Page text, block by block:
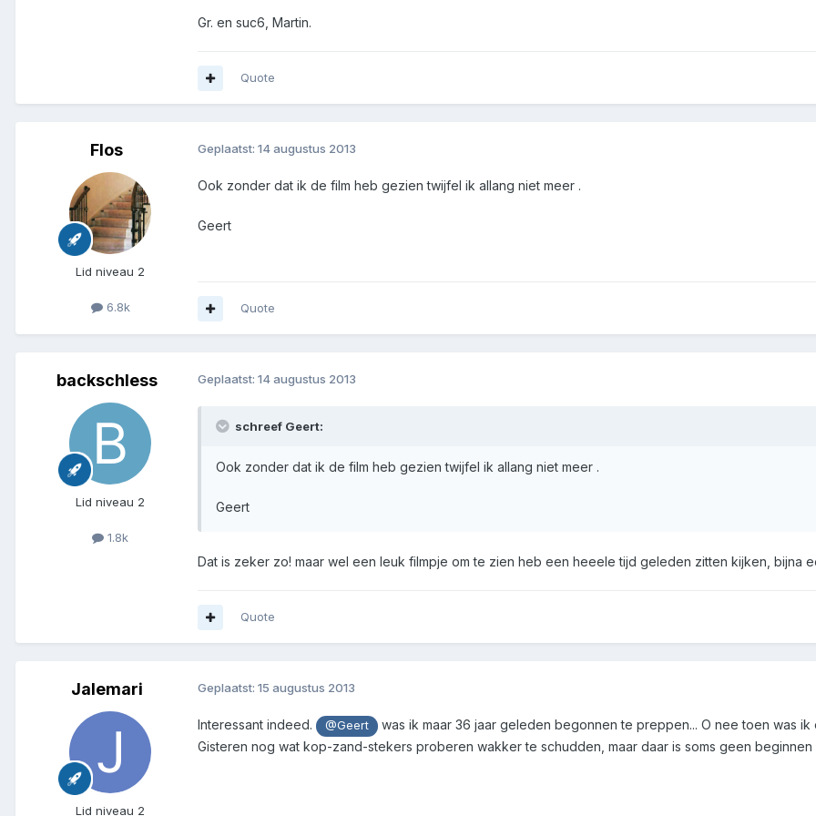
Gr. en suc6, Martin.
Quote
Flos
Lid niveau 2
6.8k
Geplaatst: 14 augustus 2013
Ook zonder dat ik de film heb gezien twijfel ik allang niet meer .
Geert
Quote
backschless
Lid niveau 2
1.8k
Geplaatst: 14 augustus 2013
schreef Geert:
Ook zonder dat ik de film heb gezien twijfel ik allang niet meer .
Geert
Dat is zeker zo! maar wel een leuk filmpje om te zien heb een heeele tijd geleden zitten kijken, bijna
Quote
Jalemari
Lid niveau 2
Geplaatst: 15 augustus 2013
Interessant indeed. @Geert
was ik maar 36 jaar geleden begonnen te preppen... O nee toen was ik
Gisteren nog wat kop-zand-stekers proberen wakker te schudden, maar daar is soms geen beginnen